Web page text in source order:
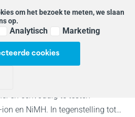
het mogelijk om de meeste
en eenvoudig te testen –
en NiMH. In tegenstelling tot
om het bezoek te meten, we slaan
op.
Analytisch Marketing
cookies